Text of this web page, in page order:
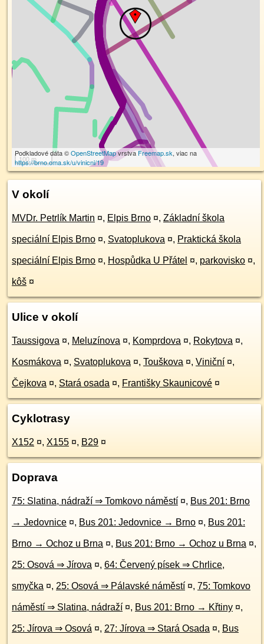
100 m
Podkladové dáta ©OpenStreetMapvrstvaFreemap.sk, viac na
https://brno.oma.sk/u/vinicni/19
V okolí
MVDr. Petrlík Martin ¤, Elpis Brno ¤, Základní škola
speciální Elpis Brno ¤, Svatoplukova ¤, Praktická škola
speciální Elpis Brno ¤, Hospůdka U Přátel ¤, parkovisko ¤,
kôš ¤
Ulice v okolí
Taussigova ¤, Meluzínova ¤, Komprdova ¤, Rokytova ¤,
Kosmákova ¤, Svatoplukova ¤, Touškova ¤, Viniční ¤,
Čejkova ¤, Stará osada ¤, Františky Skaunicové ¤
Cyklotrasy
X152 ¤, X155 ¤, B29 ¤
Doprava
75: Slatina, nádraží ⇒ Tomkovo náměstí ¤, Bus 201: Brno
→ Jedovnice ¤, Bus 201: Jedovnice → Brno ¤, Bus 201:
Brno → Ochoz u Brna ¤, Bus 201: Brno → Ochoz u Brna ¤,
25: Osová ⇒ Jírova ¤, 64: Červený písek ⇒ Chrlice,
smyčka ¤, 25: Osová ⇒ Pálavské náměstí ¤, 75: Tomkovo
náměstí ⇒ Slatina, nádraží ¤, Bus 201: Brno → Křtiny ¤,
25: Jírova ⇒ Osová ¤, 27: Jírova ⇒ Stará Osada ¤, Bus